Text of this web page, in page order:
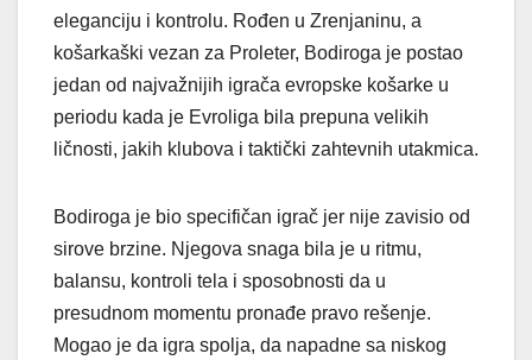
eleganciju i kontrolu. Rođen u Zrenjaninu, a
košarkaški vezan za Proleter, Bodiroga je postao
jedan od najvažnijih igrača evropske košarke u
periodu kada je Evroliga bila prepuna velikih
ličnosti, jakih klubova i taktički zahtevnih utakmica.
Bodiroga je bio specifičan igrač jer nije zavisio od
sirove brzine. Njegova snaga bila je u ritmu,
balansu, kontroli tela i sposobnosti da u
presudnom momentu pronađe pravo rešenje.
Mogao je da igra spolja, da napadne sa niskog